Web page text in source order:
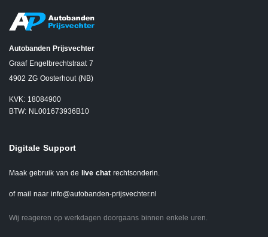
Autobanden Prijsvechter
Graaf Engelbrechtstraat 7
4902 ZG Oosterhout (NB)
KVK: 18084900
BTW: NL001673936B10
Digitale Support
Maak gebruik van de live chat rechtsonderin.
of mail naar info@autobanden-prijsvechter.nl
Wij reageren op werkdagen doorgaans binnen enkele uren.